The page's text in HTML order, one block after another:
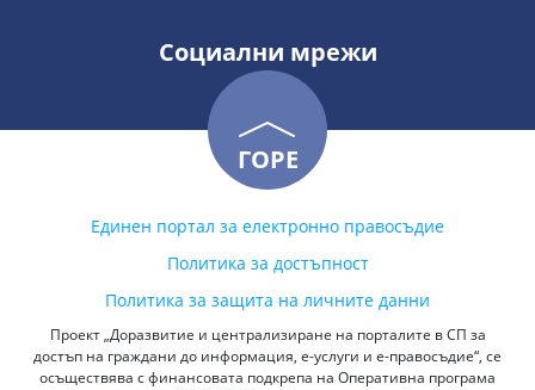
Социални мрежи
ГОРЕ
Единен портал за електронно правосъдие
Политика за достъпност
Политика за защита на личните данни
Проект „Доразвитие и централизиране на порталите в СП за
достъп на граждани до информация, е-услуги и е-правосъдие“, се
осъществява с финансовата подкрепа на Оперативна програма